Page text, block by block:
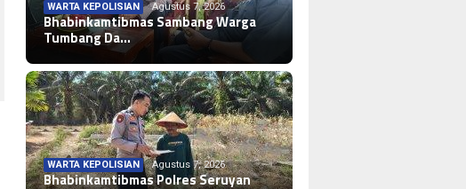
WARTA KEPOLISIAN Agustus 7, 2026
Bhabinkamtibmas Sambang Warga
Tumbang Da…
WARTA KEPOLISIAN Agustus 7, 2026
Bhabinkamtibmas Polres Seruyan